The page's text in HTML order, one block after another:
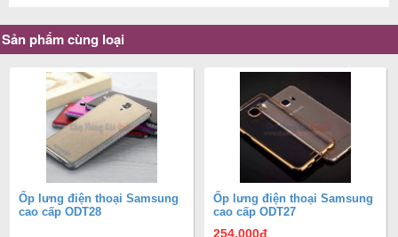
Sản phẩm cùng loại
Ốp lưng điện thoại Samsung
cao cấp ODT28
Ốp lưng điện thoại Samsung
cao cấp ODT27
254.000đ